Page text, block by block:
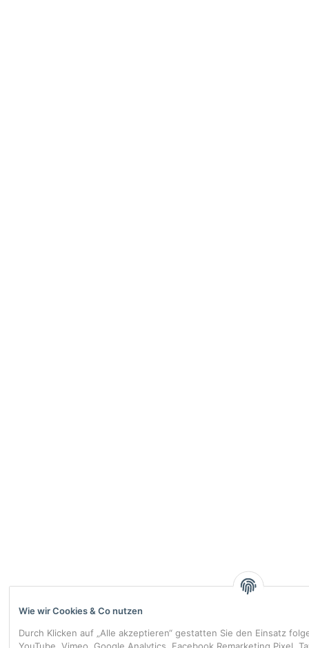
Wie wir Cookies & Co nutzen
Durch Klicken auf „Alle akzeptieren“ gestatten Sie den Einsatz
YouTube, Vimeo, Google Analytics, Facebook Remarketing Pixel,